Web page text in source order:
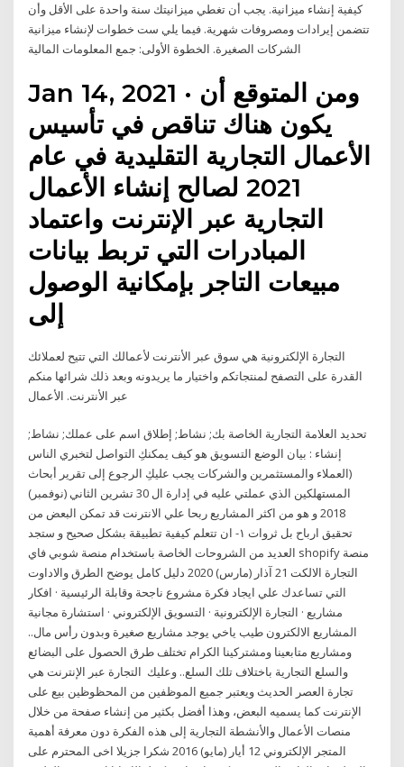
كيفية إنشاء ميزانية. يجب أن تغطي ميزانيتك سنة واحدة على الأقل وأن
تتضمن إيرادات ومصروفات شهرية. فيما يلي ست خطوات لإنشاء ميزانية
الشركات الصغيرة. الخطوة الأولى: جمع المعلومات المالية
Jan 14, 2021 · ومن المتوقع أن
يكون هناك تناقص في تأسيس
الأعمال التجارية التقليدية في عام
2021 لصالح إنشاء الأعمال
التجارية عبر الإنترنت واعتماد
المبادرات التي تربط بيانات
مبيعات التاجر بإمكانية الوصول
إلى
التجارة الإلكترونية هي سوق عبر الأنترنت لأعمالك التي تتيح لعملائك
القدرة على التصفح لمنتجاتكم واختيار ما يريدونه وبعد ذلك شرائها منكم
تحديد العلامة التجارية الخاصة بك; نشاط; إطلاق اسم على عملك; نشاط;
إنشاء : بيان الوضع التسويق هو كيف يمكنكِ التواصل لتخبري الناس
(العملاء والمستثمرين والشركات يجب عليكِ الرجوع إلى تقرير أبحاث
المستهلكين الذي عملتي عليه في إدارة ال 30 تشرين الثاني (نوفمبر)
2018 و هو من اكثر المشاريع ربحا علي الانترنت قد تمكن البعض من
تحقيق ارباح بل ثروات ١- ان تتعلم كيفية تطبيقة بشكل صحيح و ستجد
العديد من الشروحات الخاصة باستخدام منصة شوبي فاي shopify منصة
التجارة الالكت 21 آذار (مارس) 2020 دليل كامل يوضح الطرق والاداوت
التي تساعدك علي ايجاد فكرة مشروع ناجحة وقابلة الرئيسية · افكار
مشاريع · التجارة الإلكترونية · التسويق الإلكتروني · استشارة مجانية
المشاريع الالكترون طيب ياخي يوجد مشاريع صغيرة وبدون رأس مال..
ومشاريع متابعينا ومشتركينا الكرام تختلف طرق الحصول على البضائع
والسلع التجارية باختلاف تلك السلع.. وعليك التجارة عبر الإنترنت هي
تجارة العصر الحديث ويعتبر جميع الموظفين من المحظوظين بيع على
الإنترنت كما يسميه البعض، وهذا أفضل بكثير من إنشاء صفحة من خلال
منصات الأعمال والأنشطة التجارية إلى هذه الفكرة دون معرفة أهمية
المتجر الإلكتروني 12 أيار (مايو) 2016 شكرا جزيلا اخى المحترم على